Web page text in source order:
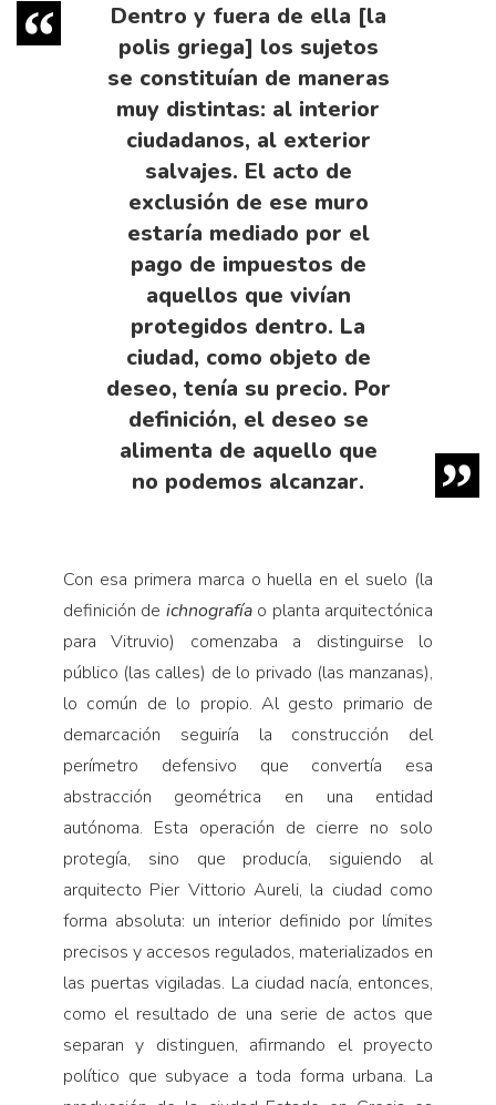
Dentro y fuera de ella [la
polis griega] los sujetos
se constituían de maneras
muy distintas: al interior
ciudadanos, al exterior
salvajes. El acto de
exclusión de ese muro
estaría mediado por el
pago de impuestos de
aquellos que vivían
protegidos dentro. La
ciudad, como objeto de
deseo, tenía su precio. Por
definición, el deseo se
alimenta de aquello que
no podemos alcanzar.
Con esa primera marca o huella en el suelo (la
definición de ichnografía o planta arquitectónica
para Vitruvio) comenzaba a distinguirse lo
público (las calles) de lo privado (las manzanas),
lo común de lo propio. Al gesto primario de
demarcación seguiría la construcción del
perímetro defensivo que convertía esa
abstracción geométrica en una entidad
autónoma. Esta operación de cierre no solo
protegía, sino que producía, siguiendo al
arquitecto Pier Vittorio Aureli, la ciudad como
forma absoluta: un interior definido por límites
precisos y accesos regulados, materializados en
las puertas vigiladas. La ciudad nacía, entonces,
como el resultado de una serie de actos que
separan y distinguen, afirmando el proyecto
político que subyace a toda forma urbana. La